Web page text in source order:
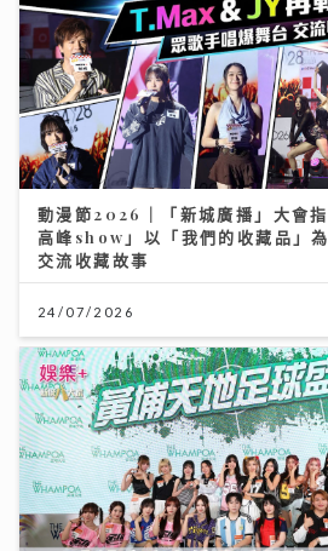
動漫節2026｜「新城廣播」大會
高峰show」以「我們的收藏品」
交流收藏故事
24/07/2026